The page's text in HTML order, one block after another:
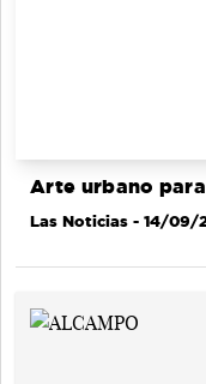
Arte urbano
Las Noticias - 14/09/